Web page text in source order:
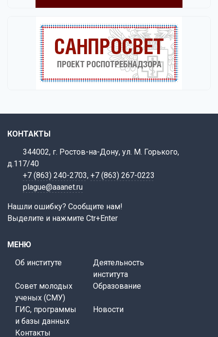
КОНТАКТЫ
344002, г. Ростов-на-Дону, ул. М. Горького,
д.117/40
+7 (863) 240-2703, +7 (863) 267-0223
plague@aaanet.ru
Нашли ошибку? Сообщите нам!
Выделите и нажмите Ctr+Enter
МЕНЮ
Об институте
Деятельность
института
Совет молодых
ученых (СМУ)
Образование
ГИС, программы
и базы данных
Новости
Контакты